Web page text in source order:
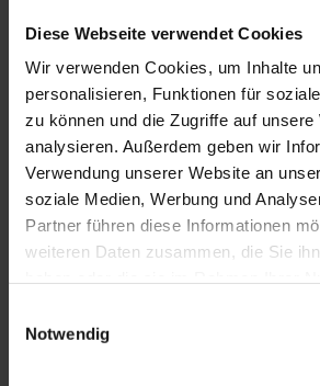
Diese Webseite verwendet Cookies
Wir verwenden Cookies, um Inhalte
personalisieren, Funktionen für
zu können und die Zugriffe auf unsere
analysieren. Außerdem geben wir
Verwendung unserer Website an
soziale Medien, Werbung und
Partner führen diese Informationen
weiteren Daten zusammen, die Sie
Notwendig
In Den
Warenkorb
ALPEN-RING
4.090,00€